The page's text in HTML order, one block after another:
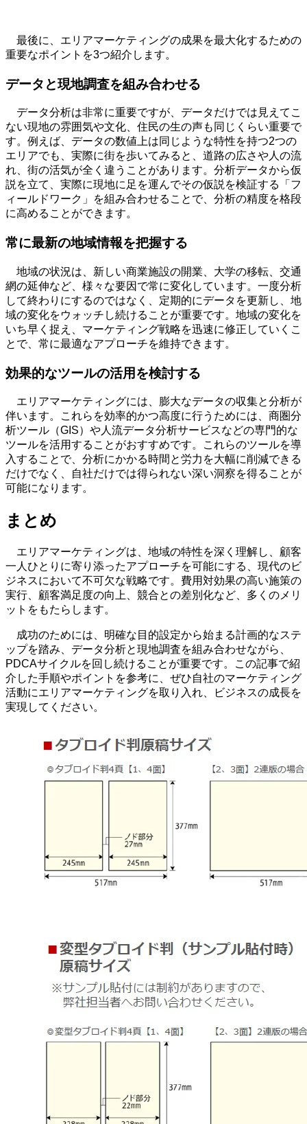
最後に、エリアマーケティングの成果を最大化するための
重要なポイントを3つ紹介します。
データと現地調査を組み合わせる
データ分析は非常に重要ですが、データだけでは見えてこ
ない現地の雰囲気や文化、住民の生の声も同じくらい重要で
す。例えば、データの数値上は同じような特性を持つ2つの
エリアでも、実際に街を歩いてみると、道路の広さや人の流
れ、街の活気が全く違うことがあります。分析データから仮
説を立て、実際に現地に足を運んでその仮説を検証する「フ
ィールドワーク」を組み合わせることで、分析の精度を格段
に高めることができます。
常に最新の地域情報を把握する
地域の状況は、新しい商業施設の開業、大学の移転、交通
網の延伸など、様々な要因で常に変化しています。一度分析
して終わりにするのではなく、定期的にデータを更新し、地
域の変化をウォッチし続けることが重要です。地域の変化を
いち早く捉え、マーケティング戦略を迅速に修正していくこ
とで、常に最適なアプローチを維持できます。
効果的なツールの活用を検討する
エリアマーケティングには、膨大なデータの収集と分析が
伴います。これらを効率的かつ高度に行うためには、商圏分
析ツール（GIS）や人流データ分析サービスなどの専門的な
ツールを活用することがおすすめです。これらのツールを導
入することで、分析にかかる時間と労力を大幅に削減できる
だけでなく、自社だけでは得られない深い洞察を得ることが
可能になります。
まとめ
エリアマーケティングは、地域の特性を深く理解し、顧客
一人ひとりに寄り添ったアプローチを可能にする、現代のビ
ジネスにおいて不可欠な戦略です。費用対効果の高い施策の
実行、顧客満足度の向上、競合との差別化など、多くのメリ
ットをもたらします。
成功のためには、明確な目的設定から始まる計画的なステ
ップを踏み、データ分析と現地調査を組み合わせながら、
PDCAサイクルを回し続けることが重要です。この記事で紹
介した手順やポイントを参考に、ぜひ自社のマーケティング
活動にエリアマーケティングを取り入れ、ビジネスの成長を
実現してください。